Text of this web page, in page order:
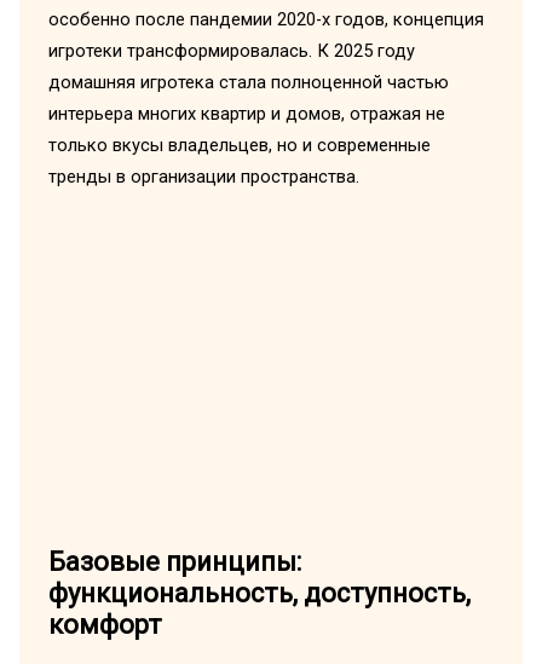
особенно после пандемии 2020-х годов, концепция
игротеки трансформировалась. К 2025 году
домашняя игротека стала полноценной частью
интерьера многих квартир и домов, отражая не
только вкусы владельцев, но и современные
тренды в организации пространства.
Базовые принципы:
функциональность, доступность,
комфорт